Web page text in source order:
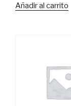
Añadir al carrito